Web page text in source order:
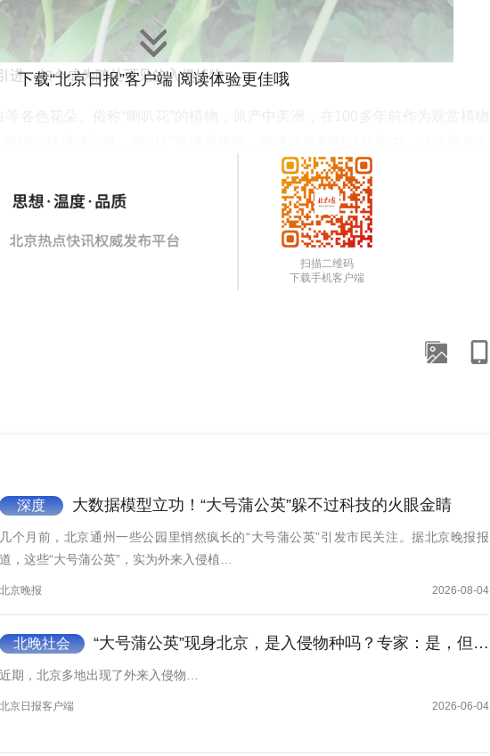
进，如今成为随处可见的入侵植物
到了就拔，但是拔不完，长得特别快。”刘全儒一边拔除一边说，圆叶牵牛会
。
路边一种约1米高的月见草，原产北美，最早也是作为观赏植物引进，早已“逸
成为入侵植物。月见草喜欢在夜间开花，芳香怡人，因此有“夜来香”的别名。
因果实形似磨盘，成熟后果实发黑，老一辈又叫它“磨盘草”“黑馒头”。苘麻经
记载见于《诗经》《周礼》。现在，早就“逸生”遍布除青藏高原外我国大部分
生长着一棵宽大叶片植物。“这是美洲商陆，原产北美，有毒，千万别当野
美洲商陆标本。此后它作为景观植物引种到各地，其种子通过食果动物特别
到误食美洲商陆中毒的新闻，前几天有重庆的医生联系我，有两个患者因误
下载“北京日报”客户端 阅读体验更佳哦
扫描二维码
下载手机客户端
深度 大数据模型立功！“大号蒲公英”躲不过科技的火眼金睛
几个月前，北京通州一些公园里悄然疯长的“大号蒲公英”引发市民关注。据北京晚报报
道，这些“大号蒲公英”，实为外来入侵植…
北京晚报 2026-08-04
北晚社会 “大号蒲公英”现身北京，是入侵物种吗？专家：是，但危害不大
近期，北京多地出现了外来入侵物…
北京日报客户端 2026-06-04